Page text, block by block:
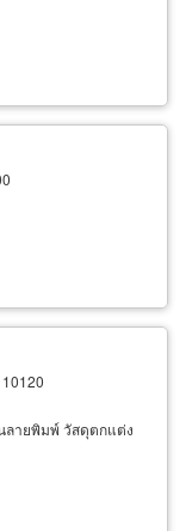
ลายพิมพ์ วัสดุตกแต่ง